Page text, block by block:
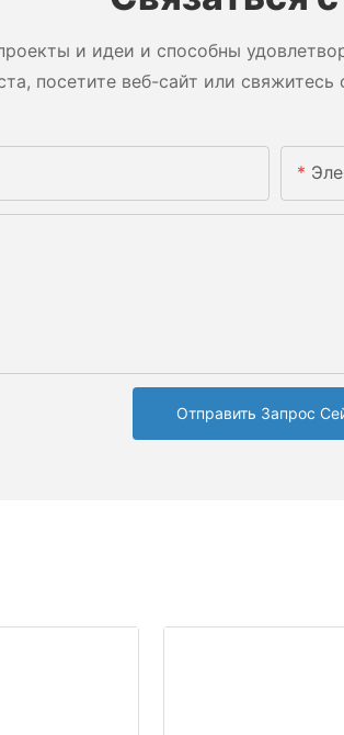
и идеи и способны
посетите веб-сайт или
Отправить Запрос